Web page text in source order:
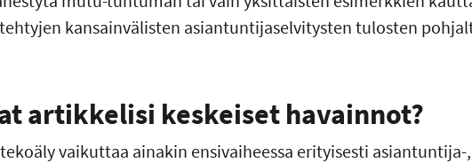
kansainvälisten asiantuntijaselvitysten tulosten
artikkelisi keskeiset havainnot?
vaikuttaa ainakin ensivaiheessa erityisesti